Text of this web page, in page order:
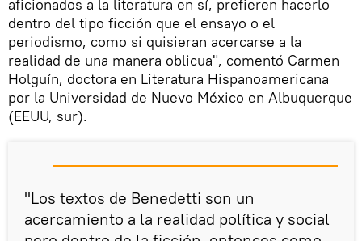
aficionados a la literatura en sí, prefieren hacerlo
dentro del tipo ficción que el ensayo o el
periodismo, como si quisieran acercarse a la
realidad de una manera oblicua", comentó Carmen
Holguín, doctora en Literatura Hispanoamericana
por la Universidad de Nuevo México en Albuquerque
(EEUU, sur).
"Los textos de Benedetti son un
acercamiento a la realidad política y social